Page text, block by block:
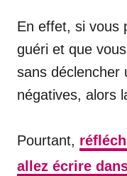
En effet, si vous
guéri et que
sans déclencher
négatives, alors
Pourtant,
allez écrire